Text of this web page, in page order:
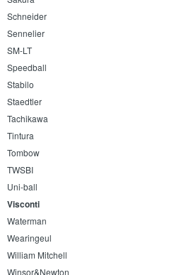
Schneider
Sennelier
SM-LT
Speedball
Stabilo
Staedtler
Tachikawa
Tintura
Tombow
TWSBI
Uni-ball
Visconti
Waterman
Wearingeul
William Mitchell
Winsor&Newton